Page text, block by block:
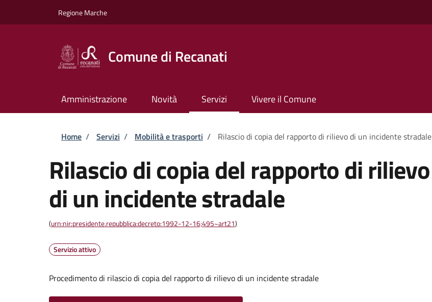
Regione Marche
Comune di Recanati
Amministrazione Novità Servizi Vivere il Comune
Briciole di pane
Home / Servizi / Mobilità e trasporti / Rilascio di copia del rapporto di rilievo di un incidente stradale
Rilascio di copia del rapporto di rilievo
di un incidente stradale
(urn:nir:presidente.repubblica:decreto:1992-12-16;495~art21)
Servizio attivo
Procedimento di rilascio di copia del rapporto di rilievo di un incidente stradale